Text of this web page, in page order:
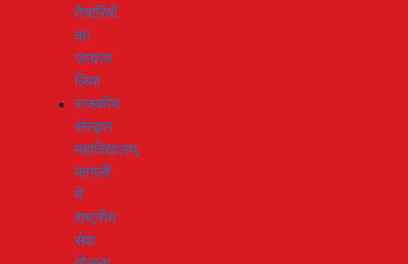
तैयारियों
का
जायजा
लिया
राजकीय
संस्कृत
महाविद्यालय,
फागली
में
राष्ट्रीय
सेवा